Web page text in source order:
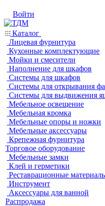
Войти
Каталог
Лицевая фурнитура
Кухонные комплектующие
Мойки и смесители
Наполнение для шкафов
Системы для шкафов
Системы для открывания
Системы для выдвижения
Мебельное освещение
Мебельная кромка
Мебельные опоры и ножки
Мебельные аксессуары
Крепежная фурнитура
Торговое оборудование
Мебельные замки
Клей и герметики
Реставрационные
Инструмент
Аксессуары для ванной
Распродажа